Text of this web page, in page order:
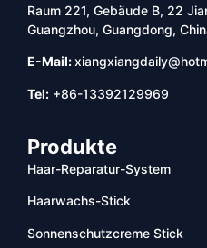
Raum 221, Gebäude B, 22
Guangzhou, Guangdong,
E-Mail:
Tel: +86-13392129969
Produkte
Haar-Reparatur-System
Haarwachs-Stick
Sonnenschutzcreme Stick